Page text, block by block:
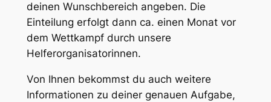
deinen Wunschbereich angeben. Die
Einteilung erfolgt dann ca. einen Monat vor
dem Wettkampf durch unsere
Helferorganisatorinnen.
Von Ihnen bekommst du auch weitere
Informationen zu deiner genauen Aufgabe,